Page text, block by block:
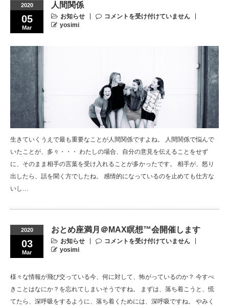
2020
05
Mar
人間関係
お知らせ
コメントを受け付けていません
yosimi
生きていくうえで最も重要なことが人間関係ですよね。 人間関係で悩んで
いたことが、多々・・・ わたしの場合、自分の意見を伝えることをせず
に、そのまま相手の言葉を受け入れることが多かったです。 相手が、怒り
出したら、話を聞く方でしたね。 感情的になっているのを止めても仕方な
いし…
2020
03
Mar
おとめ座満月＠MAX瞑想™会開催します
お知らせ
コメントを受け付けていません
yosimi
様々な情報が飛び交っている今、何に対して、怖がっているのか？ 今すべ
きことはなにか？を忘れてしまいそうですね。 まずは、落ち着こうと、慌
てたら、深呼吸をするように、落ち着くためには、深呼吸ですね。 やみく